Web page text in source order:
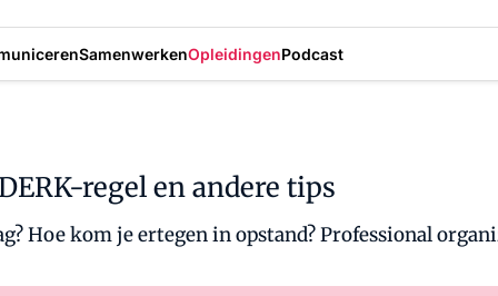
SamenwerkenOpleidingenPodcast
regel en andere tips
Hoe kom je ertegen in opstand? Professional